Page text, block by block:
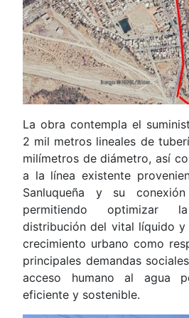
La obra contempla el
2 mil metros lineales de
milímetros de diámetro, así
a la línea existente
Sanluqueña y su
permitiendo optimizar
distribución del vital líquido y
crecimiento urbano como
principales demandas
acceso humano al agua
eficiente y sostenible.